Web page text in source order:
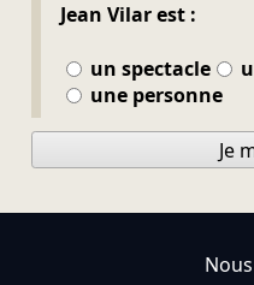
Jean Vilar est :
un spectacle
une personne
Je